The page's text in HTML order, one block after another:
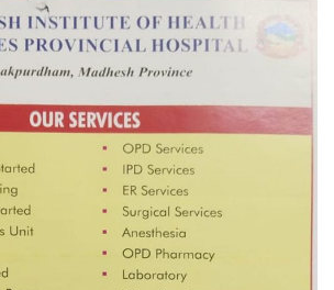
परियोजना सकिनै लाग्दा खुल्यो वन उद्यमीले
सहुलियत ऋण लिने बाटो
नदी अधिकारका ती कानुनी पाटा, जसले
बनाउँछ नदीलाई संरक्षण हकदार